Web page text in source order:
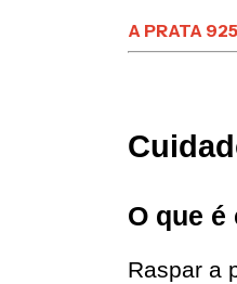
A PRATA
O que
Raspar a